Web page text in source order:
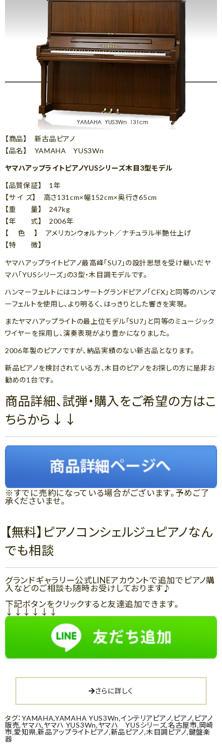
【商品】 新古品ピアノ
【品名】 YAMAHA YUS3Wn
ヤマハアップライトピアノYUSシリーズ木目3型モデル
【品質保証】 1年
【サ イ ズ】 高さ131cm×幅152cm×奥行き65cm
【重 量】 247kg
【年 式】 2006年
【 色 】 アメリカンウォルナット／ナチュラル半艶仕上げ
【特 徴】
ヤマハアップライトピアノ最高峰「SU7」の設計思想を受け継いだヤ
マハ「YUSシリーズ」の3型・木目調モデルです。
ハンマーフェルトにはコンサートグランドピアノ「CFX」と同等のハンマ
ーフェルトを使用し、より明るく、はっきりとした響きを実現。
またヤマハアップライトの最上位モデル「SU7」と同等のミュージック
ワイヤーを採用し、演奏表現がより豊かになりました。
2006年製のピアノですが、納品実績のない新古品となります。
新品ピアノを検討されている方、木目のピアノをお探しの方に是非お
勧めの1台です。
商品詳細、試弾・購入をご希望の方はこ
ちらから↓↓
※すでに売約になっている場合がございます。予めご了
承くださいませ。
【無料】ピアノコンシェルジュピアノなん
でも相談
グランドギャラリー公式LINEアカウントで追加でピアノ購
入などのご相談も随時お受けしております♪
下記ボタンをクリックすると友達追加できます。
↓↓↓↓↓↓
さらに詳しく
タグ：YAMAHA,YAMAHA YUS3Wn,インテリアピアノ, ピアノ, ピアノ
販売,ヤマハ,ヤマハ YUS3Wn,ヤマハ YUSシリーズ,名古屋市,岡崎
市,愛知県,新品アップライトピアノ,新品ピアノ,木目調ピアノ,鍵盤楽
器